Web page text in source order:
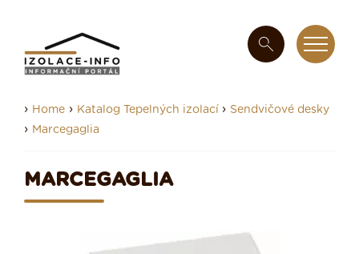
› Home › Katalog Tepelných izolací › Sendvičové desky
› Marcegaglia
MARCEGAGLIA